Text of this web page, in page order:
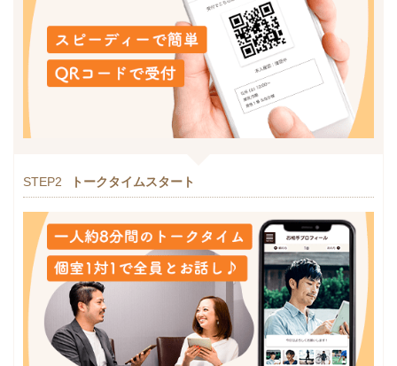
STEP2 トークタイムスタート